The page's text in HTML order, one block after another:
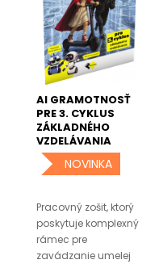
AI GRAMOTNOSŤ
PRE 3. CYKLUS
ZÁKLADNÉHO
VZDELÁVANIA
NOVINKA
Pracovný zošit, ktorý
poskytuje komplexný
rámec pre
zavádzanie umelej